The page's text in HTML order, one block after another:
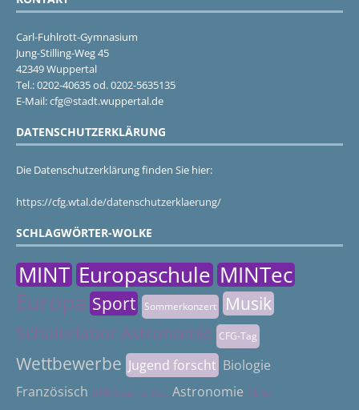
Carl-Fuhlrott-Gymnasium
Jung-Stilling-Weg 45
42349 Wuppertal
Tel.: 0202-40635 od. 0202-5635135
E-Mail: cfg@stadt.wuppertal.de
DATENSCHUTZERKLÄRUNG
Die Datenschutzerklärung finden Sie hier:
https://cfg.wtal.de/datenschutzerklaerung/
SCHLAGWÖRTER-WOLKE
MINT Europaschule MINTec
Europa Sport Sommerkonzert
Musik
Schülerlabor Astronomie CFG-Tag
Wettbewerbe Jugend forscht Biologie
Französisch CFG Sommerfest Astronomie Abitur